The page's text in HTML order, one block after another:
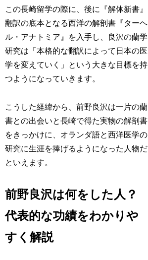
この長崎留学の際に、後に『解体新書』
翻訳の底本となる西洋の解剖書『ターヘ
ル・アナトミア』を入手し、良沢の蘭学
研究は「本格的な翻訳によって日本の医
学を変えていく」という大きな目標を持
つようになっていきます。
こうした経緯から、前野良沢は一片の蘭
書との出会いと長崎で得た実物の解剖書
をきっかけに、オランダ語と西洋医学の
研究に生涯を捧げるようになった人物だ
といえます。
前野良沢は何をした人？
代表的な功績をわかりや
すく解説